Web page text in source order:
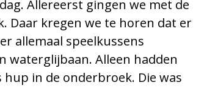
Allereerst gingen we met de
Daar kregen we te horen dat er
allemaal speelkussens
waterglijbaan. Alleen hadden
in de onderbroek. Die was